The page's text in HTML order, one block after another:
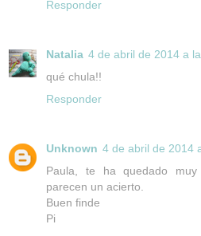
Responder
Natalia 4 de abril de 2014 a
qué chula!!
Responder
Unknown 4 de abril de 2014
Paula, te ha quedado
parecen un acierto.
Buen finde
Pi